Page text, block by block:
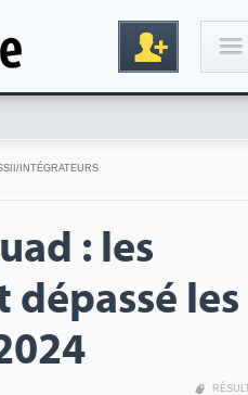
INTÉGRATEURS
: les
dépassé les